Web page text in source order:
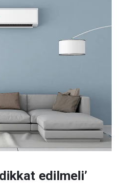
edilmeli’